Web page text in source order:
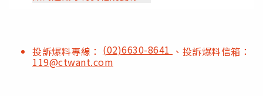
投訴爆料專線： (02)6630-8641 、投訴爆料信箱：
119@ctwant.com